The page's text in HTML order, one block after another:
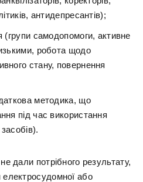
антидепресантів);
(групи самодопомоги, активне
робота щодо
стану, повернення
методика, що
під час використання
дали потрібного результату,
або